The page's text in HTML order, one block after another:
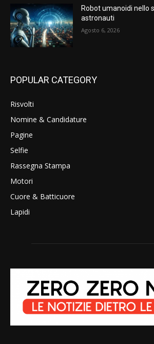
Robot umanoidi nello
astronauti
Agosto 6, 2026
POPULAR CATEGORY
Risvolti
Nomine & Candidature
Pagine
Selfie
Rassegna Stampa
Motori
Cuore & Batticuore
Lapidi